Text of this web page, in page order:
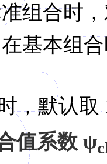
组合时
基本组
，默认取
值系数 ψ